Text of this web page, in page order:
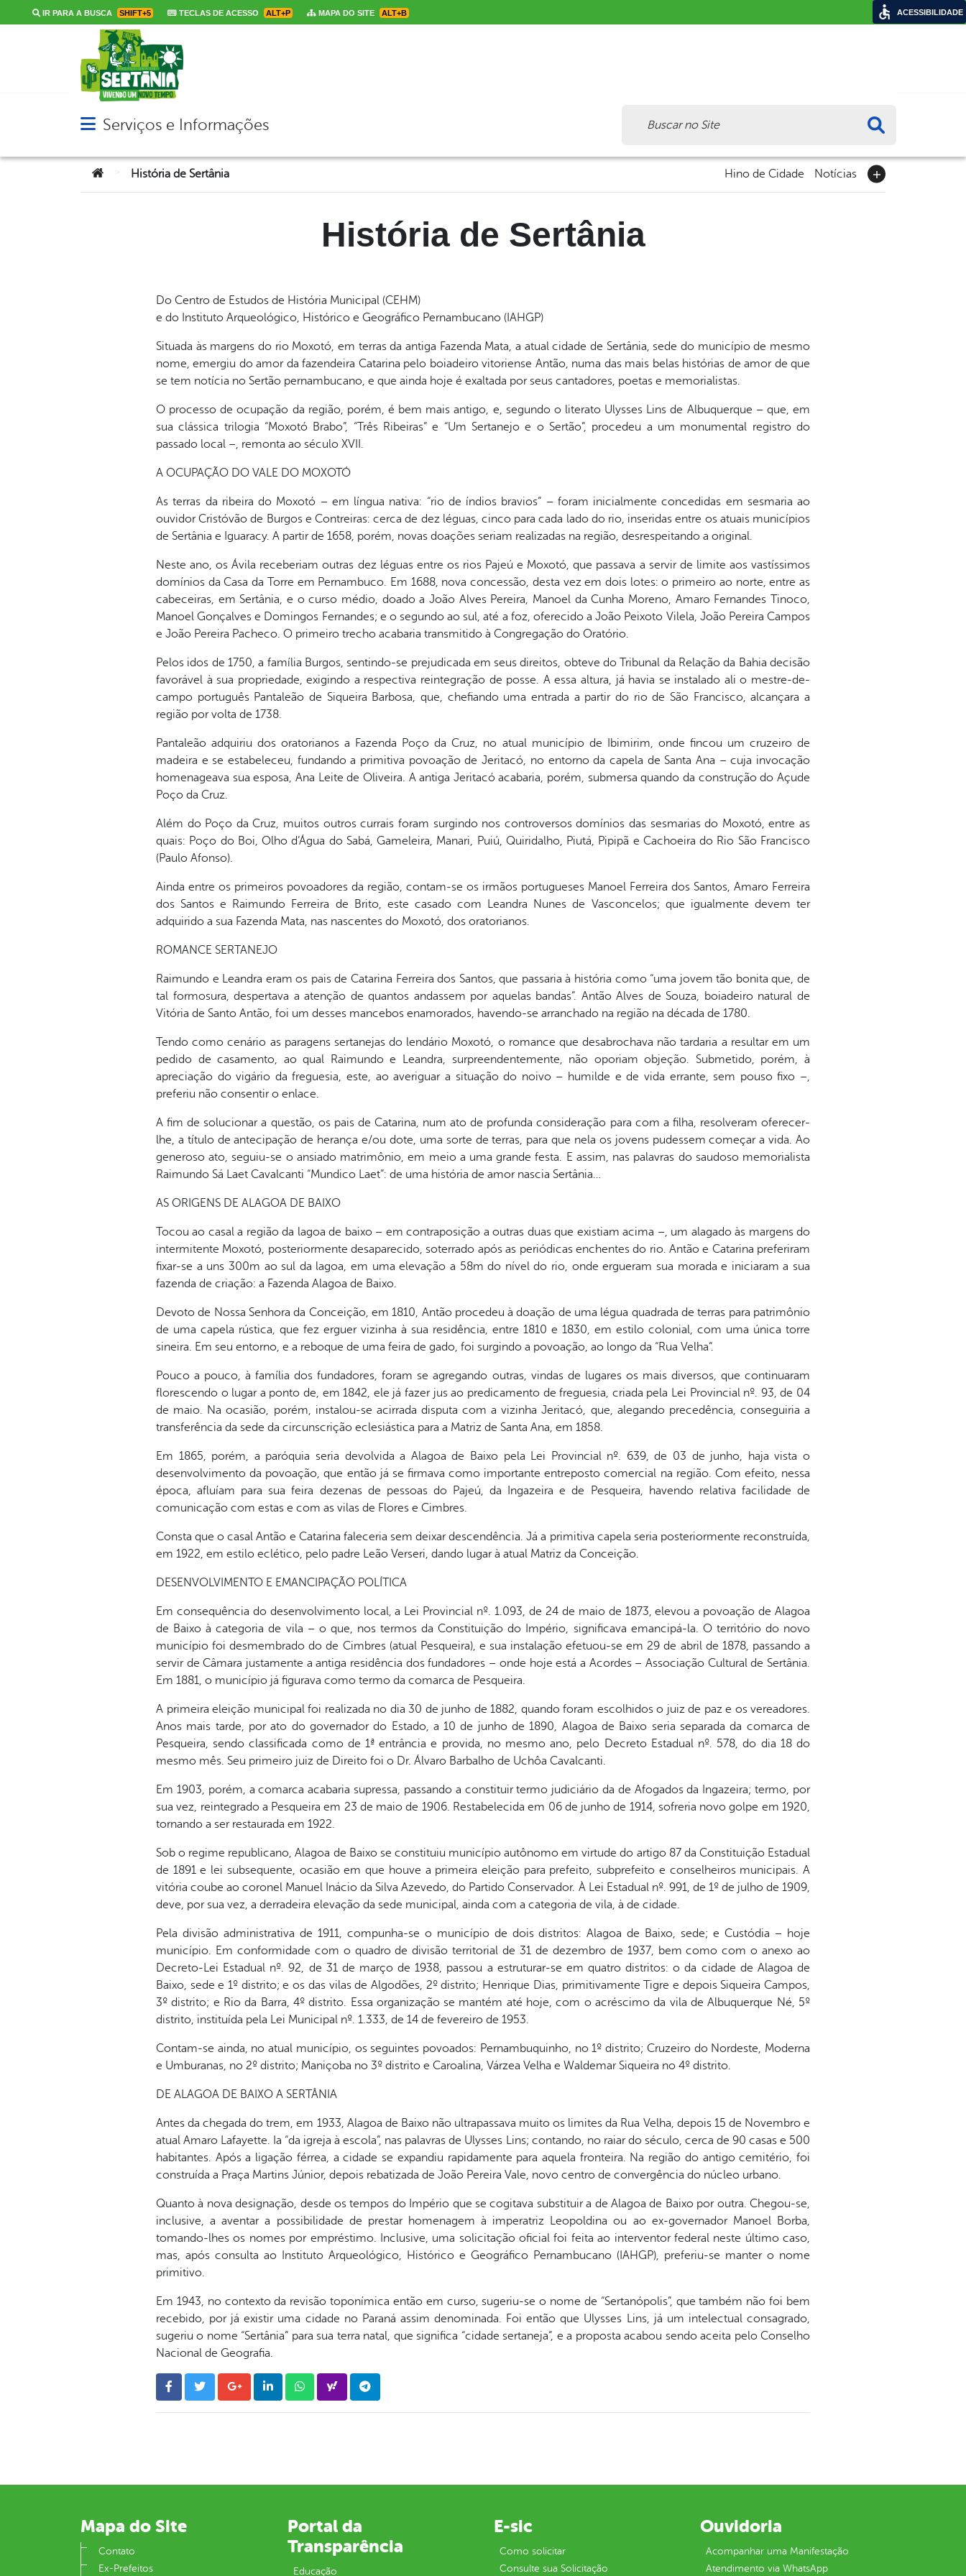
IR PARA A BUSCA SHIFT+5 TECLAS DE ACESSO ALT+P MAPA DO SITE ALT+B
Abrir menu principal de navegação
Serviços e Informações
Você está aqui:História de Sertânia Hino de Cidade Notícias
História de Sertânia
Do Centro de Estudos de História Municipal (CEHM)
e do Instituto Arqueológico, Histórico e Geográfico Pernambucano (IAHGP)
Situada às margens do rio Moxotó, em terras da antiga Fazenda Mata, a atual cidade de Sertânia, sede do município de mesmo
nome, emergiu do amor da fazendeira Catarina pelo boiadeiro vitoriense Antão, numa das mais belas histórias de amor de que
se tem notícia no Sertão pernambucano, e que ainda hoje é exaltada por seus cantadores, poetas e memorialistas.
O processo de ocupação da região, porém, é bem mais antigo, e, segundo o literato Ulysses Lins de Albuquerque – que, em
sua clássica trilogia “Moxotó Brabo”, “Três Ribeiras” e “Um Sertanejo e o Sertão”, procedeu a um monumental registro do
passado local –, remonta ao século XVII.
A OCUPAÇÃO DO VALE DO MOXOTÓ
As terras da ribeira do Moxotó – em língua nativa: “rio de índios bravios” – foram inicialmente concedidas em sesmaria ao
ouvidor Cristóvão de Burgos e Contreiras: cerca de dez léguas, cinco para cada lado do rio, inseridas entre os atuais municípios
de Sertânia e Iguaracy. A partir de 1658, porém, novas doações seriam realizadas na região, desrespeitando a original.
Neste ano, os Ávila receberiam outras dez léguas entre os rios Pajeú e Moxotó, que passava a servir de limite aos vastíssimos
domínios da Casa da Torre em Pernambuco. Em 1688, nova concessão, desta vez em dois lotes: o primeiro ao norte, entre as
cabeceiras, em Sertânia, e o curso médio, doado a João Alves Pereira, Manoel da Cunha Moreno, Amaro Fernandes Tinoco,
Manoel Gonçalves e Domingos Fernandes; e o segundo ao sul, até a foz, oferecido a João Peixoto Vilela, João Pereira Campos
e João Pereira Pacheco. O primeiro trecho acabaria transmitido à Congregação do Oratório.
Pelos idos de 1750, a família Burgos, sentindo-se prejudicada em seus direitos, obteve do Tribunal da Relação da Bahia decisão
favorável à sua propriedade, exigindo a respectiva reintegração de posse. A essa altura, já havia se instalado ali o mestre-de-
campo português Pantaleão de Siqueira Barbosa, que, chefiando uma entrada a partir do rio de São Francisco, alcançara a
região por volta de 1738.
Pantaleão adquiriu dos oratorianos a Fazenda Poço da Cruz, no atual município de Ibimirim, onde fincou um cruzeiro de
madeira e se estabeleceu, fundando a primitiva povoação de Jeritacó, no entorno da capela de Santa Ana – cuja invocação
homenageava sua esposa, Ana Leite de Oliveira. A antiga Jeritacó acabaria, porém, submersa quando da construção do Açude
Poço da Cruz.
Além do Poço da Cruz, muitos outros currais foram surgindo nos controversos domínios das sesmarias do Moxotó, entre as
quais: Poço do Boi, Olho d’Água do Sabá, Gameleira, Manari, Puiú, Quiridalho, Piutá, Pipipã e Cachoeira do Rio São Francisco
(Paulo Afonso).
Ainda entre os primeiros povoadores da região, contam-se os irmãos portugueses Manoel Ferreira dos Santos, Amaro Ferreira
dos Santos e Raimundo Ferreira de Brito, este casado com Leandra Nunes de Vasconcelos; que igualmente devem ter
adquirido a sua Fazenda Mata, nas nascentes do Moxotó, dos oratorianos.
ROMANCE SERTANEJO
Raimundo e Leandra eram os pais de Catarina Ferreira dos Santos, que passaria à história como “uma jovem tão bonita que, de
tal formosura, despertava a atenção de quantos andassem por aquelas bandas”. Antão Alves de Souza, boiadeiro natural de
Vitória de Santo Antão, foi um desses mancebos enamorados, havendo-se arranchado na região na década de 1780.
Tendo como cenário as paragens sertanejas do lendário Moxotó, o romance que desabrochava não tardaria a resultar em um
pedido de casamento, ao qual Raimundo e Leandra, surpreendentemente, não oporiam objeção. Submetido, porém, à
apreciação do vigário da freguesia, este, ao averiguar a situação do noivo – humilde e de vida errante, sem pouso fixo –,
preferiu não consentir o enlace.
A fim de solucionar a questão, os pais de Catarina, num ato de profunda consideração para com a filha, resolveram oferecer-
lhe, a título de antecipação de herança e/ou dote, uma sorte de terras, para que nela os jovens pudessem começar a vida. Ao
generoso ato, seguiu-se o ansiado matrimônio, em meio a uma grande festa. E assim, nas palavras do saudoso memorialista
Raimundo Sá Laet Cavalcanti “Mundico Laet”: de uma história de amor nascia Sertânia…
AS ORIGENS DE ALAGOA DE BAIXO
Tocou ao casal a região da lagoa de baixo – em contraposição a outras duas que existiam acima –, um alagado às margens do
intermitente Moxotó, posteriormente desaparecido, soterrado após as periódicas enchentes do rio. Antão e Catarina preferiram
fixar-se a uns 300m ao sul da lagoa, em uma elevação a 58m do nível do rio, onde ergueram sua morada e iniciaram a sua
fazenda de criação: a Fazenda Alagoa de Baixo.
Devoto de Nossa Senhora da Conceição, em 1810, Antão procedeu à doação de uma légua quadrada de terras para patrimônio
de uma capela rústica, que fez erguer vizinha à sua residência, entre 1810 e 1830, em estilo colonial, com uma única torre
sineira. Em seu entorno, e a reboque de uma feira de gado, foi surgindo a povoação, ao longo da “Rua Velha”.
Pouco a pouco, à família dos fundadores, foram se agregando outras, vindas de lugares os mais diversos, que continuaram
florescendo o lugar a ponto de, em 1842, ele já fazer jus ao predicamento de freguesia, criada pela Lei Provincial nº. 93, de 04
de maio. Na ocasião, porém, instalou-se acirrada disputa com a vizinha Jeritacó, que, alegando precedência, conseguiria a
transferência da sede da circunscrição eclesiástica para a Matriz de Santa Ana, em 1858.
Em 1865, porém, a paróquia seria devolvida a Alagoa de Baixo pela Lei Provincial nº. 639, de 03 de junho, haja vista o
desenvolvimento da povoação, que então já se firmava como importante entreposto comercial na região. Com efeito, nessa
época, afluíam para sua feira dezenas de pessoas do Pajeú, da Ingazeira e de Pesqueira, havendo relativa facilidade de
comunicação com estas e com as vilas de Flores e Cimbres.
Consta que o casal Antão e Catarina faleceria sem deixar descendência. Já a primitiva capela seria posteriormente reconstruída,
em 1922, em estilo eclético, pelo padre Leão Verseri, dando lugar à atual Matriz da Conceição.
DESENVOLVIMENTO E EMANCIPAÇÃO POLÍTICA
Em consequência do desenvolvimento local, a Lei Provincial nº. 1.093, de 24 de maio de 1873, elevou a povoação de Alagoa
de Baixo à categoria de vila – o que, nos termos da Constituição do Império, significava emancipá-la. O território do novo
município foi desmembrado do de Cimbres (atual Pesqueira), e sua instalação efetuou-se em 29 de abril de 1878, passando a
servir de Câmara justamente a antiga residência dos fundadores – onde hoje está a Acordes – Associação Cultural de Sertânia.
Em 1881, o município já figurava como termo da comarca de Pesqueira.
A primeira eleição municipal foi realizada no dia 30 de junho de 1882, quando foram escolhidos o juiz de paz e os vereadores.
Anos mais tarde, por ato do governador do Estado, a 10 de junho de 1890, Alagoa de Baixo seria separada da comarca de
Pesqueira, sendo classificada como de 1ª entrância e provida, no mesmo ano, pelo Decreto Estadual nº. 578, do dia 18 do
mesmo mês. Seu primeiro juiz de Direito foi o Dr. Álvaro Barbalho de Uchôa Cavalcanti.
Em 1903, porém, a comarca acabaria supressa, passando a constituir termo judiciário da de Afogados da Ingazeira; termo, por
sua vez, reintegrado a Pesqueira em 23 de maio de 1906. Restabelecida em 06 de junho de 1914, sofreria novo golpe em 1920,
tornando a ser restaurada em 1922.
Sob o regime republicano, Alagoa de Baixo se constituiu município autônomo em virtude do artigo 87 da Constituição Estadual
de 1891 e lei subsequente, ocasião em que houve a primeira eleição para prefeito, subprefeito e conselheiros municipais. A
vitória coube ao coronel Manuel Inácio da Silva Azevedo, do Partido Conservador. À Lei Estadual nº. 991, de 1º de julho de 1909,
deve, por sua vez, a derradeira elevação da sede municipal, ainda com a categoria de vila, à de cidade.
Pela divisão administrativa de 1911, compunha-se o município de dois distritos: Alagoa de Baixo, sede; e Custódia – hoje
município. Em conformidade com o quadro de divisão territorial de 31 de dezembro de 1937, bem como com o anexo ao
Decreto-Lei Estadual nº. 92, de 31 de março de 1938, passou a estruturar-se em quatro distritos: o da cidade de Alagoa de
Baixo, sede e 1º distrito; e os das vilas de Algodões, 2º distrito; Henrique Dias, primitivamente Tigre e depois Siqueira Campos,
3º distrito; e Rio da Barra, 4º distrito. Essa organização se mantém até hoje, com o acréscimo da vila de Albuquerque Né, 5º
distrito, instituída pela Lei Municipal nº. 1.333, de 14 de fevereiro de 1953.
Contam-se ainda, no atual município, os seguintes povoados: Pernambuquinho, no 1º distrito; Cruzeiro do Nordeste, Moderna
e Umburanas, no 2º distrito; Maniçoba no 3º distrito e Caroalina, Várzea Velha e Waldemar Siqueira no 4º distrito.
DE ALAGOA DE BAIXO A SERTÂNIA
Antes da chegada do trem, em 1933, Alagoa de Baixo não ultrapassava muito os limites da Rua Velha, depois 15 de Novembro e
atual Amaro Lafayette. Ia “da igreja à escola”, nas palavras de Ulysses Lins; contando, no raiar do século, cerca de 90 casas e 500
habitantes. Após a ligação férrea, a cidade se expandiu rapidamente para aquela fronteira. Na região do antigo cemitério, foi
construída a Praça Martins Júnior, depois rebatizada de João Pereira Vale, novo centro de convergência do núcleo urbano.
Quanto à nova designação, desde os tempos do Império que se cogitava substituir a de Alagoa de Baixo por outra. Chegou-se,
inclusive, a aventar a possibilidade de prestar homenagem à imperatriz Leopoldina ou ao ex-governador Manoel Borba,
tomando-lhes os nomes por empréstimo. Inclusive, uma solicitação oficial foi feita ao interventor federal neste último caso,
mas, após consulta ao Instituto Arqueológico, Histórico e Geográfico Pernambucano (IAHGP), preferiu-se manter o nome
primitivo.
Em 1943, no contexto da revisão toponímica então em curso, sugeriu-se o nome de “Sertanópolis”, que também não foi bem
recebido, por já existir uma cidade no Paraná assim denominada. Foi então que Ulysses Lins, já um intelectual consagrado,
sugeriu o nome “Sertânia” para sua terra natal, que significa “cidade sertaneja”, e a proposta acabou sendo aceita pelo Conselho
Nacional de Geografia.
Mapa do Site
Contato
Ex-Prefeitos
Portal da
Transparência
Educação
E-sic
Como solicitar
Consulte sua Solicitação
Ouvidoria
Acompanhar uma Manifestação
Atendimento via WhatsApp
ACESSIBILIDADE